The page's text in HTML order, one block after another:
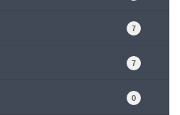
7
7
0